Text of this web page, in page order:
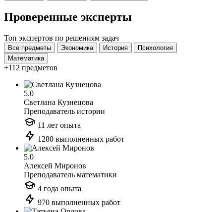
Проверенные эксперты
Топ экспертов по решениям задач
Все предметы Экономика История
Психология
Математика
+112 предметов
5.0
Светлана Кузнецова
Преподаватель истории
11 лет опыта
1280 выполненных работ
5.0
Алексей Миронов
Преподаватель математики
4 года опыта
970 выполненных работ